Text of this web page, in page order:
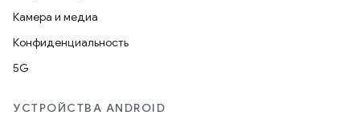
Камера и медиа
Конфиденциальность
5G
УСТРОЙСТВА ANDROID